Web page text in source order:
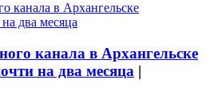
канала в Архангельске
на два месяца |